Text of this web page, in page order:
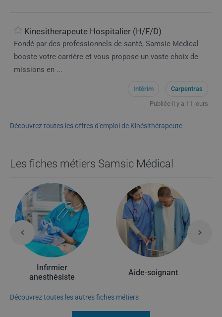
Kinesitherapeute Hospitalier (H/F/D)
Fondé par des professionnels de santé, Samsic Médical
booste votre carrière et vous propose un vaste choix de
missions en ...
Intérim
Carpentras
Publiée il y a 11 jours
Découvrez toutes les offres d'emploi de Kinésithérapeute
Les fiches métiers Samsic Médical
Infirmier
anesthésiste
Aide-soignant
Découvrez toutes les autres fiches métiers